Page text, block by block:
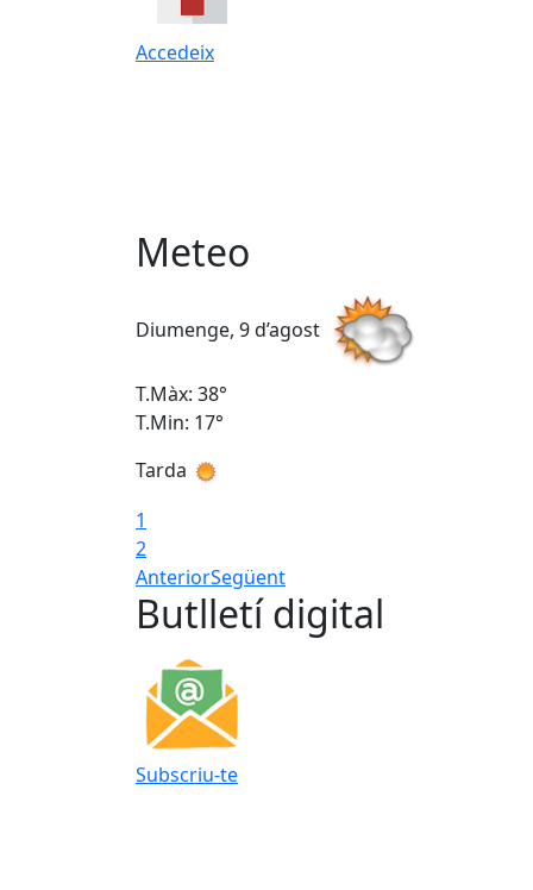
Accedeix
Meteo
Diumenge, 9 d’agost
T.Màx: 38°
T.Min: 17°
Tarda
1
2
AnteriorSegüent
Butlletí digital
Subscriu-te